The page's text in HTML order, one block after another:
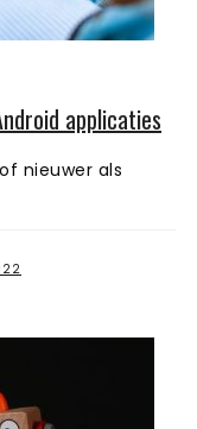
applicaties
nieuwer als